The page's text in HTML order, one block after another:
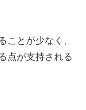
ことが少なく、
点が支持される